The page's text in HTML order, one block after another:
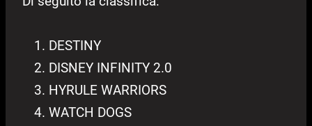
DESTINY
DISNEY INFINITY 2.0
HYRULE WARRIORS
WATCH DOGS